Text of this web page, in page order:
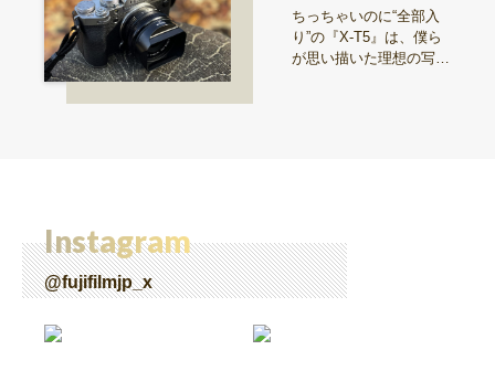
ちっちゃいのに“全部入
り”の『X-T5』は、僕ら
が思い描いた理想の写真
Instagram
@fujifilmjp_x